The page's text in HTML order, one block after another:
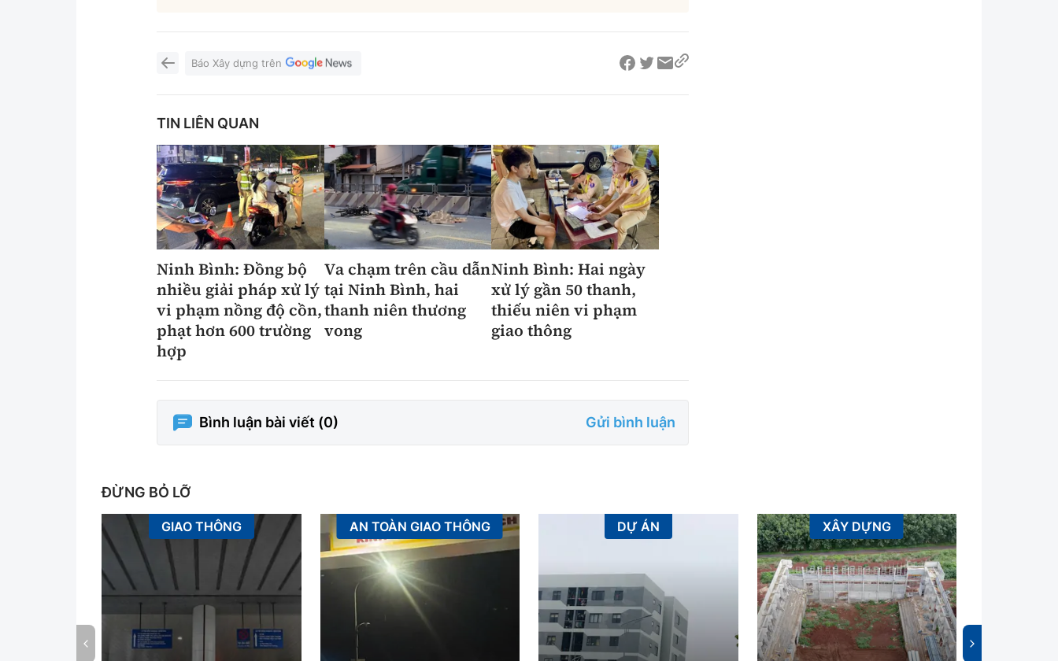
Báo Xây dựng trên
TIN LIÊN QUAN
Ninh Bình: Đồng bộ
nhiều giải pháp xử lý
vi phạm nồng độ cồn,
phạt hơn 600 trường
hợp
Va chạm trên cầu dẫn
tại Ninh Bình, hai
thanh niên thương
vong
Ninh Bình: Hai ngày
xử lý gần 50 thanh,
thiếu niên vi phạm
giao thông
Bình luận bài viết (0) Gửi bình luận
ĐỪNG BỎ LỠ
GIAO THÔNG AN TOÀN GIAO THÔNG DỰ ÁN XÂY DỰNG